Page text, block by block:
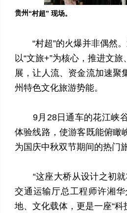
贵州“村超” 现场。
“村超”的火爆并非偶然。
以“文旅+”为核心，推进文
展，让人流、资金流加速聚
州特色文化旅游势能。
9月28日通车的花江峡谷
体验线路，使游客既能俯瞰
为国庆中秋双节期间的热门
“这座大桥从设计之初就
交通运输厅总工程师许湘
地、文化载体，更是一座“科